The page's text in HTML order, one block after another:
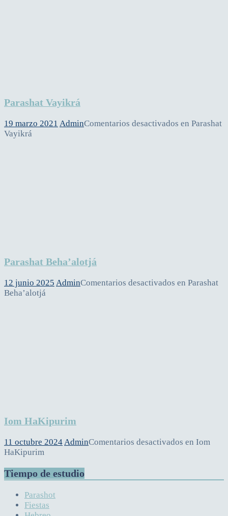
Parashat Vayikrá
19 marzo 2021 AdminComentarios desactivados en Parashat
Vayikrá
Parashat Beha’alotjá
12 junio 2025 AdminComentarios desactivados en Parashat
Beha’alotjá
Iom HaKipurim
11 octubre 2024 AdminComentarios desactivados en Iom
HaKipurim
Tiempo de estudio
Parashot
Fiestas